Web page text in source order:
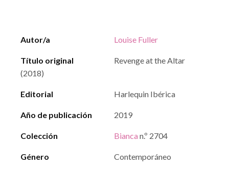
Autor/a Louise Fuller
Título original
Revenge at the Altar
(2018)
Editorial Harlequin Ibérica
Año de publicación 2019
Colección Bianca n.º 2704
Género Contemporáneo